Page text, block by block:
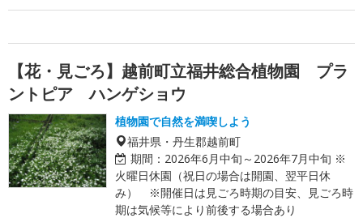
【花・見ごろ】越前町立福井総合植物園 プラ
ントピア ハンゲショウ
植物園で自然を満喫しよう
福井県・丹生郡越前町
期間： 2026年6月中旬～2026年7月中旬 ※
火曜日休園（祝日の場合は開園、翌平日休
み） ※開催日は見ごろ時期の目安、見ごろ時
期は気候等により前後する場合あり